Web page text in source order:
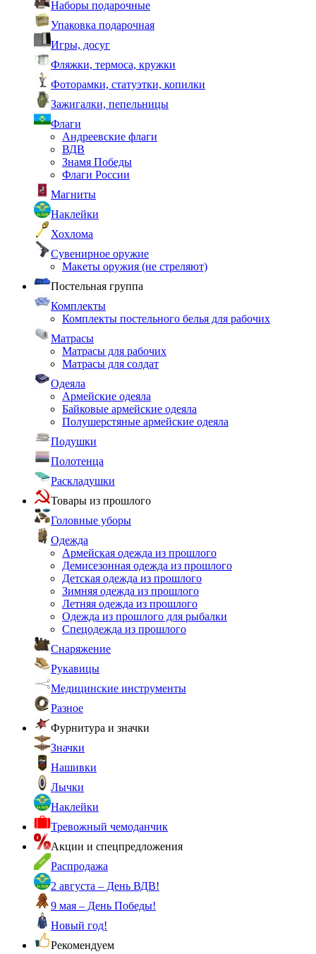
Наборы подарочные
Упаковка подарочная
Игры, досуг
Фляжки, термоса, кружки
Фоторамки, статуэтки, копилки
Зажигалки, пепельницы
Флаги
Андреевские флаги
ВДВ
Знамя Победы
Флаги России
Магниты
Наклейки
Хохлома
Сувенирное оружие
Макеты оружия (не стреляют)
Постельная группа
Комплекты
Комплекты постельного белья для рабочих
Матрасы
Матрасы для рабочих
Матрасы для солдат
Одеяла
Армейские одеяла
Байковые армейские одеяла
Полушерстяные армейские одеяла
Подушки
Полотенца
Раскладушки
Товары из прошлого
Головные уборы
Одежда
Армейская одежда из прошлого
Демисезонная одежда из прошлого
Детская одежда из прошлого
Зимняя одежда из прошлого
Летняя одежда из прошлого
Одежда из прошлого для рыбалки
Спецодежда из прошлого
Снаряжение
Рукавицы
Медицинские инструменты
Разное
Фурнитура и значки
Значки
Нашивки
Лычки
Наклейки
Тревожный чемоданчик
Акции и спецпредложения
Распродажа
2 августа – День ВДВ!
9 мая – День Победы!
Новый год!
Рекомендуем